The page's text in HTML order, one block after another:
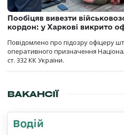
Пообіцяв вивезти
кордон: у Харкові викрито
Повідомлено про підозру офіцеру
оперативного призначення
ст. 332 КК України.
ВАКАНСІЇ
Водій